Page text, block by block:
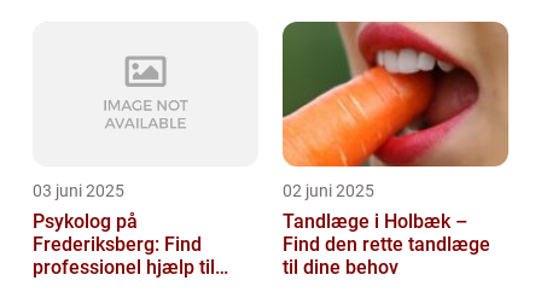
03 juni 2025
Psykolog på
Frederiksberg: Find
professionel hjælp til
02 juni 2025
Tandlæge i Holbæk –
Find den rette tandlæge
til dine behov